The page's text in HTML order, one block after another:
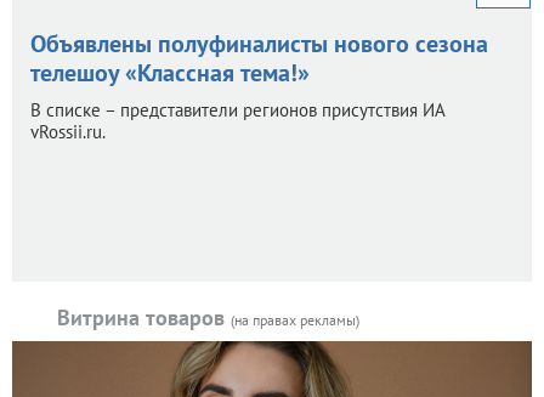
Объявлены полуфиналисты нового сезона
телешоу «Классная тема!»
В списке – представители регионов присутствия ИА
vRossii.ru.
Витрина товаров (на правах рекламы)